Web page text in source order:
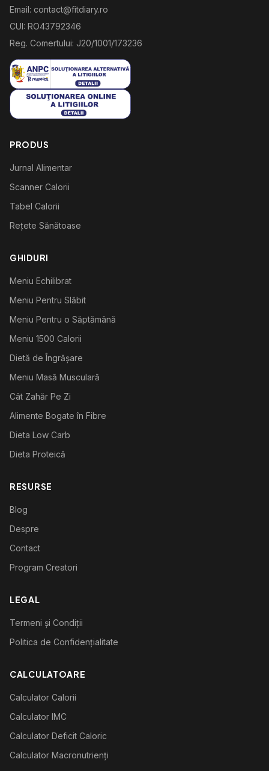
Email: contact@fitdiary.ro
CUI: RO43792346
Reg. Comertului: J20/1001/173236
PRODUS
Jurnal Alimentar
Scanner Calorii
Tabel Calorii
Rețete Sănătoase
GHIDURI
Meniu Echilibrat
Meniu Pentru Slăbit
Meniu Pentru o Săptămână
Meniu 1500 Calorii
Dietă de Îngrășare
Meniu Masă Musculară
Cât Zahăr Pe Zi
Alimente Bogate în Fibre
Dieta Low Carb
Dieta Proteică
RESURSE
Blog
Despre
Contact
Program Creatori
LEGAL
Termeni și Condiții
Politica de Confidențialitate
CALCULATOARE
Calculator Calorii
Calculator IMC
Calculator Deficit Caloric
Calculator Macronutrienți